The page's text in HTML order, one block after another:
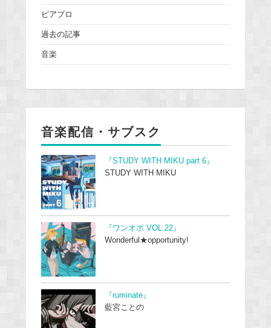
ピアプロ
過去の記事
音楽
音楽配信・サブスク
『STUDY WITH MIKU part 6』
STUDY WITH MIKU
『ワンオポ VOL.22』
Wonderful★opportunity!
『ruminate』
藍宮ことの